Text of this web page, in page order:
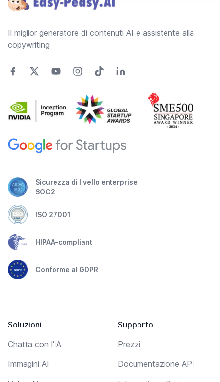
Il miglior generatore di contenuti AI e assistente alla
copywriting
Sicurezza di livello enterprise
SOC2
ISO 27001
HIPAA-compliant
Conforme al GDPR
Soluzioni
Chatta con l'IA
Immagini AI
Supporto
Prezzi
Documentazione API